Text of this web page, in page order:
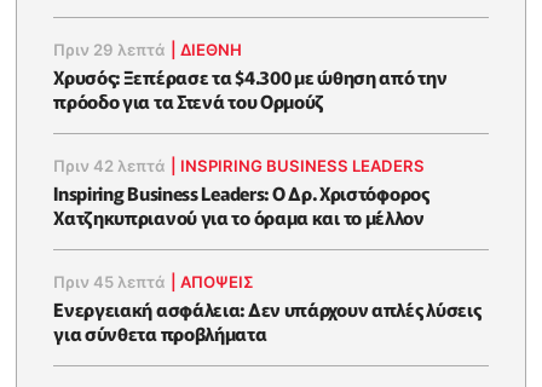
Πριν 29 λεπτά |ΔΙΕΘΝΗ
Χρυσός: Ξεπέρασε τα $4.300 με ώθηση από την
πρόοδο για τα Στενά του Ορμούζ
Πριν 42 λεπτά INSPIRING BUSINESS LEADERS
Inspiring Business Leaders: Ο Δρ. Χριστόφορος
Χατζηκυπριανού για το όραμα και το μέλλον
Πριν 45 λεπτά |ΑΠΌΨΕΙΣ
Ενεργειακή ασφάλεια: Δεν υπάρχουν απλές λύσεις
για σύνθετα προβλήματα